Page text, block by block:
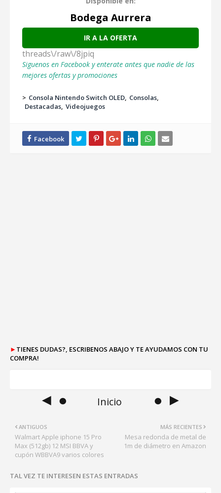
Bodega Aurrera
IR A LA OFERTA
threads\/raw\/8jpiq
Siguenos en Facebook y enterate antes que nadie de las
mejores ofertas y promociones
> Consola Nintendo Switch OLED Consolas
Destacadas Videojuegos
► TIENES DUDAS?, ESCRIBENOS ABAJO Y TE AYUDAMOS CON TU
COMPRA!
◄ ● Inicio ● ►
MÁS RECIENTES
Mesa redonda de metal de
1m de diámetro en Amazon
ANTIGUOS
Walmart Apple iphone 15 Pro
Max (512gb) 12 MSI BBVA y
cupón WBBVA9 varios colores
TAL VEZ TE INTERESEN ESTAS ENTRADAS